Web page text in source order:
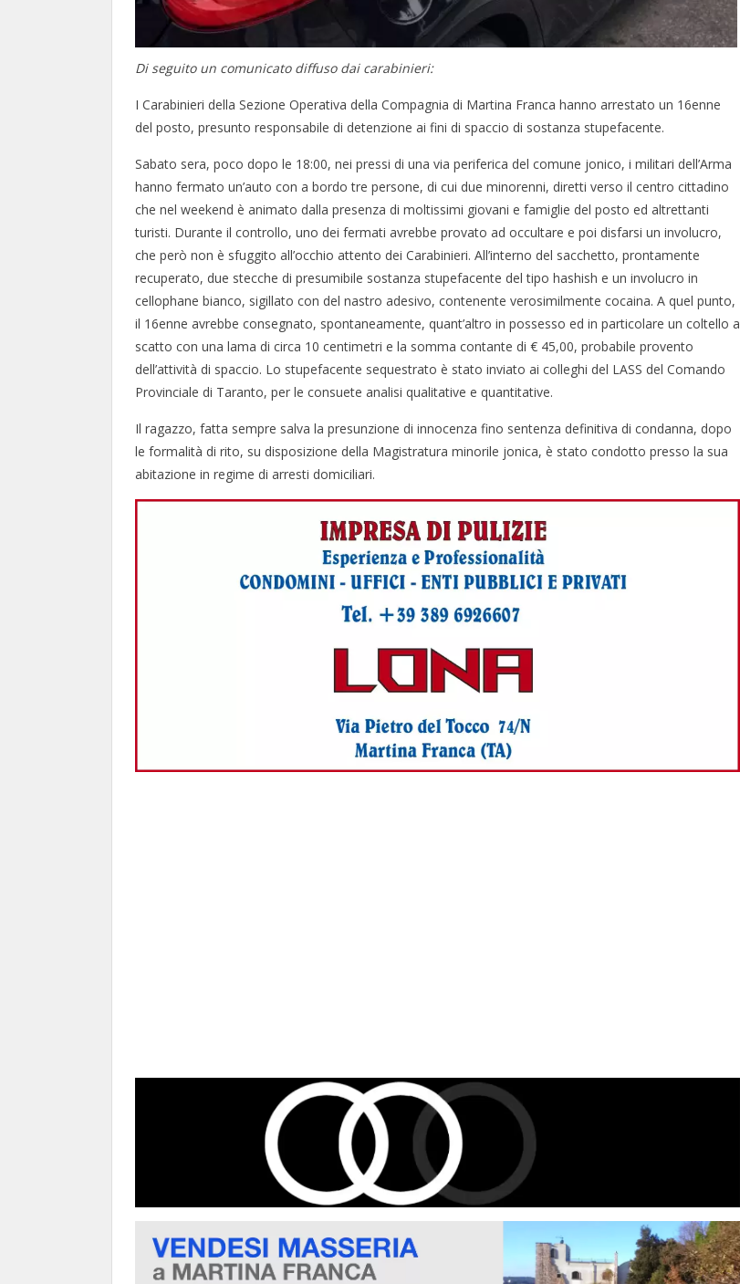
Di seguito un comunicato diffuso dai carabinieri:
I Carabinieri della Sezione Operativa della Compagnia di Martina Franca hanno arrestato un 16enne
del posto, presunto responsabile di detenzione ai fini di spaccio di sostanza stupefacente.
Sabato sera, poco dopo le 18:00, nei pressi di una via periferica del comune jonico, i militari dell’Arma
hanno fermato un’auto con a bordo tre persone, di cui due minorenni, diretti verso il centro cittadino
che nel weekend è animato dalla presenza di moltissimi giovani e famiglie del posto ed altrettanti
turisti. Durante il controllo, uno dei fermati avrebbe provato ad occultare e poi disfarsi un involucro,
che però non è sfuggito all’occhio attento dei Carabinieri. All’interno del sacchetto, prontamente
recuperato, due stecche di presumibile sostanza stupefacente del tipo hashish e un involucro in
cellophane bianco, sigillato con del nastro adesivo, contenente verosimilmente cocaina. A quel punto,
il 16enne avrebbe consegnato, spontaneamente, quant’altro in possesso ed in particolare un coltello a
scatto con una lama di circa 10 centimetri e la somma contante di € 45,00, probabile provento
dell’attività di spaccio. Lo stupefacente sequestrato è stato inviato ai colleghi del LASS del Comando
Provinciale di Taranto, per le consuete analisi qualitative e quantitative.
Il ragazzo, fatta sempre salva la presunzione di innocenza fino sentenza definitiva di condanna, dopo
le formalità di rito, su disposizione della Magistratura minorile jonica, è stato condotto presso la sua
abitazione in regime di arresti domiciliari.